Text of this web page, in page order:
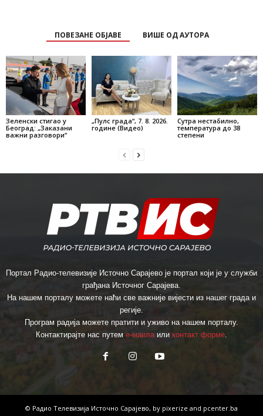
ПОВЕЗАНЕ ОБЈАВЕ ВИШЕ ОД АУТОРА
Зеленски стигао у
Београд: „Заказани
важни разговори“
„Пулс града“, 7. 8. 2026.
године (Видео)
Сутра нестабилно,
температура до 38
степени
Портал Радио-телевизије Источно Сарајево је портал који је у служби
грађана Источног Сарајева.
На нашем порталу можете наћи све важније вијести из нашег града и
регије.
Програм радија можете пратити и уживо на нашем порталу.
Контактирајте нас путем е-маилаили контакт форме.
© Радио Телевизија Источно Сарајево, by pixerize and pcenter.ba